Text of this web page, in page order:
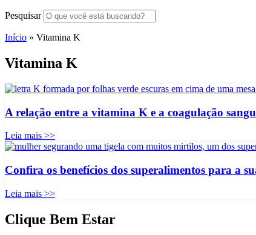
Pesquisar
Início » Vitamina K
Vitamina K
A relação entre a vitamina K e a coagulação
Leia mais >>
Confira os benefícios dos superalimentos para a
Leia mais >>
Clique Bem Estar